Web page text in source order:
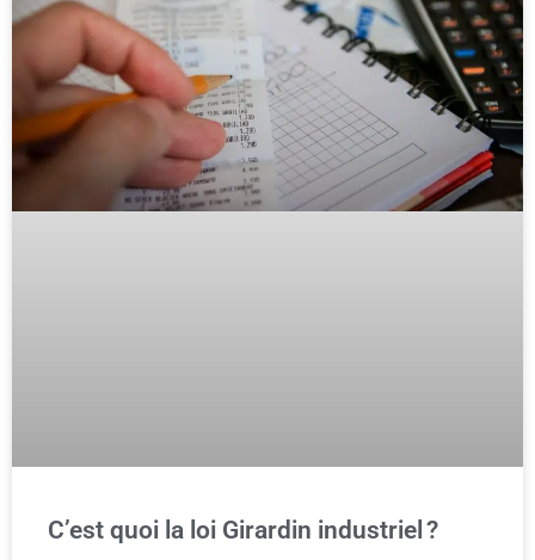
C’est quoi la loi Girardin industriel ?